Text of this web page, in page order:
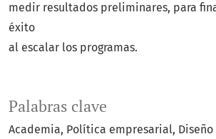
Palabras clave
Academia Política empresarial
medir resultados preliminares, para
éxito
al escalar los programas.